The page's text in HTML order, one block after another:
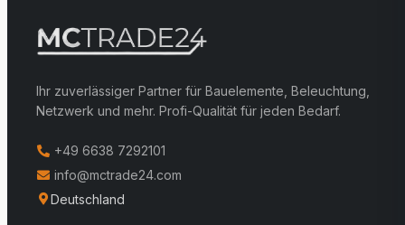
Ihr zuverlässiger Partner für Bauelemente, Beleuchtung,
Netzwerk und mehr. Profi-Qualität für jeden Bedarf.
+49 6638 7292101
info@mctrade24.com
Deutschland